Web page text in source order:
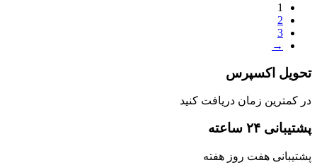
1
2
3
→
تحویل اکسپرس
در کمترین زمان دریافت کنید
پشتیبانی ۲۴ ساعته
پشتیبانی هفت روز هفته